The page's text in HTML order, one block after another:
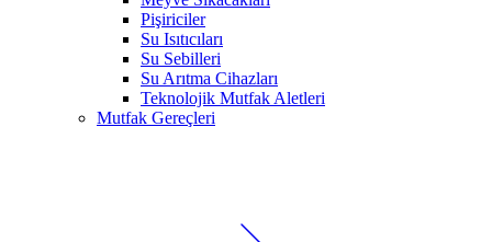
Pişiriciler
Su Isıtıcıları
Su Sebilleri
Su Arıtma Cihazları
Teknolojik Mutfak Aletleri
Mutfak Gereçleri